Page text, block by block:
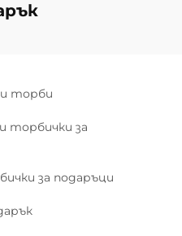
торби
торбички за
за подаръци